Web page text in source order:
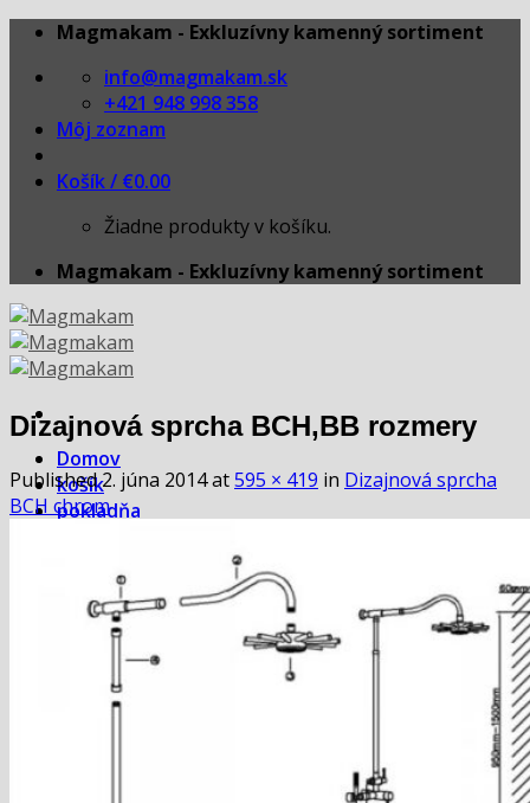
Skip
content
Magmakam - Exkluzívny kamenný sortiment
info@magmakam.sk
+421 948 998 358
Môj zoznam
Košík / €0.00
Žiadne produkty v košíku.
Magmakam - Exkluzívny kamenný sortiment
Domov
košík
pokladňa
Hľadať:
Hľadať:
Dizajnová sprcha BCH,BB rozmery
Published2. júna 2014at595 × 419 in Dizajnová sprcha
BCH chrom